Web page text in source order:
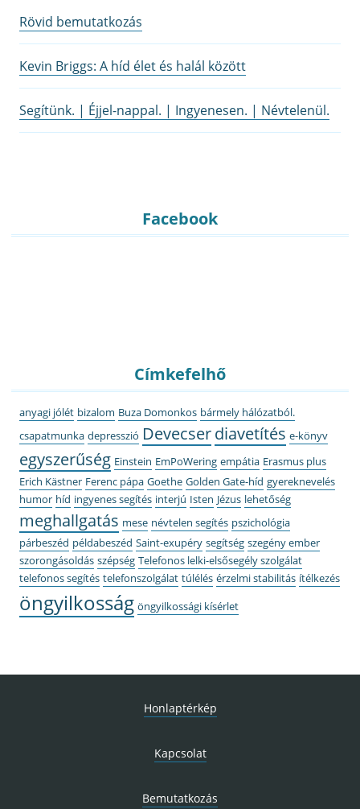
Rövid bemutatkozás
Kevin Briggs: A híd élet és halál között
Segítünk. | Éjjel-nappal. | Ingyenesen. | Névtelenül.
Facebook
Címkefelhő
anyagi jólét bizalom Buza Domonkos bármely hálózatból.
csapatmunka depresszió Devecserdiavetítés e-könyv
egyszerűség Einstein EmPoWering empátia Erasmus plus
Erich Kästner Ferenc pápa Goethe Golden Gate-híd gyereknevelés
humor híd ingyenes segítés interjú Isten Jézus lehetőség
meghallgatás mese névtelen segítés pszichológia
párbeszéd példabeszéd Saint-exupéry segítség szegény ember
szorongásoldás szépség Telefonos lelki-elsősegély szolgálat
telefonos segítés telefonszolgálat túlélés érzelmi stabilitás ítélkezés
öngyilkosság öngyilkossági kísérlet
Honlaptérkép
Kapcsolat
Bemutatkozás